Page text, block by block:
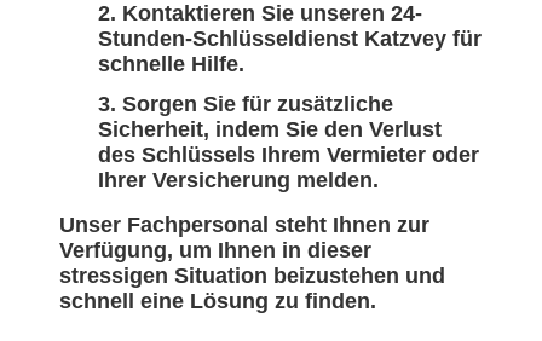
Kontaktieren Sie unseren 24-
Stunden-Schlüsseldienst Katzvey für
schnelle Hilfe.
Sorgen Sie für zusätzliche
Sicherheit, indem Sie den Verlust
des Schlüssels Ihrem Vermieter oder
Ihrer Versicherung melden.
Unser Fachpersonal steht Ihnen zur
Verfügung, um Ihnen in dieser
stressigen Situation beizustehen und
schnell eine Lösung zu finden.